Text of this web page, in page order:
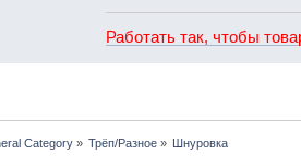
Работать так, чтобы
Category» Трёп/Разное» Шнуровка